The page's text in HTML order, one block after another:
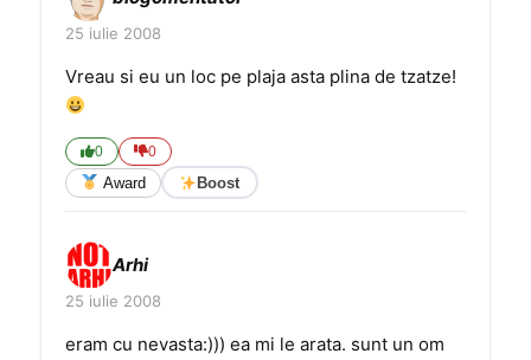
25 iulie 2008
Vreau si eu un loc pe plaja asta plina de tzatze!
0 0
Award Boost
Arhi
25 iulie 2008
eram cu nevasta:))) ea mi le arata. sunt un om